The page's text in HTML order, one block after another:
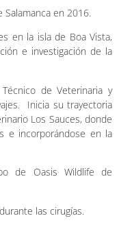
Salamanca en 2016.
en la isla de Boa Vista,
e investigación de la
de Veterinaria y
Inicia su trayectoria
Los Sauces, donde
e incorporándose en la
de Oasis Wildlife de
las cirugías.